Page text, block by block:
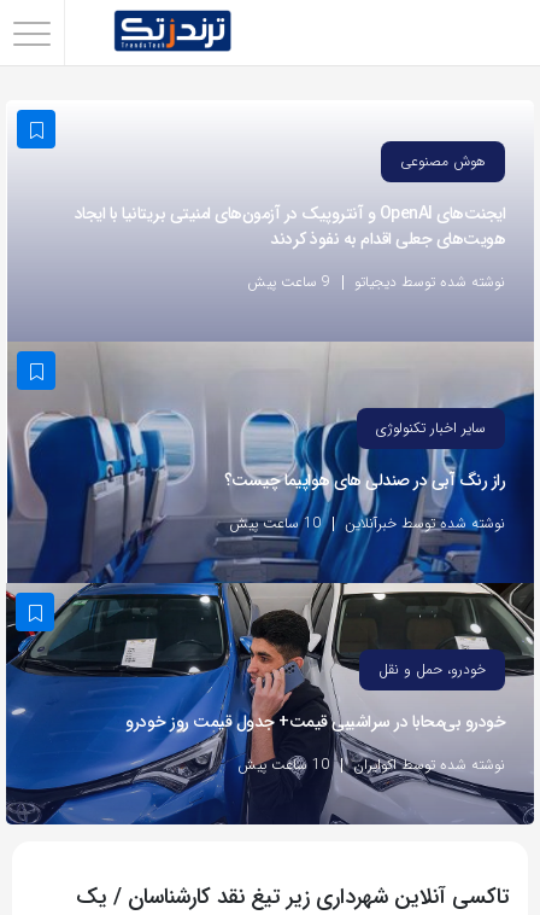
استفاده
روش‌های
زیر
این
را
دوستان
خود
اشتراک
بگذارید.
لینک
هوش مصنوعی
ایجنت‌های OpenAI و آنتروپیک در آزمون‌های امنیتی بریتانیا با ایجاد
هویت‌های جعلی اقدام به نفوذ کردند
نوشته شده توسط دیجیاتو 9 ساعت پیش
سایر اخبار تکنولوژی
راز رنگ آبی در صندلی های هواپیما چیست؟
نوشته شده توسط خبرآنلاین 10 ساعت پیش
خودرو، حمل و نقل
خودرو بی‌محابا در سراشیبی قیمت+ جدول قیمت روز خودرو
نوشته شده توسط اکوایران 10 ساعت پیش
تاکسی آنلاین شهرداری زیر تیغ نقد کارشناسان / یک